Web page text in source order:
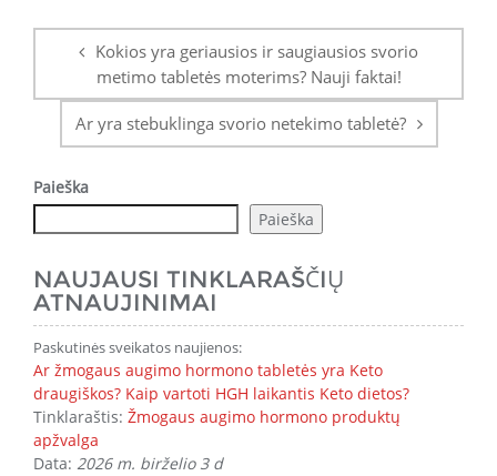
navigacija
Kokios yra geriausios ir saugiausios svorio
metimo tabletės moterims? Nauji faktai!
Ar yra stebuklinga svorio netekimo tabletė?
Paieška
Paieška
NAUJAUSI TINKLARAŠČIŲ
ATNAUJINIMAI
Paskutinės sveikatos naujienos:
Ar žmogaus augimo hormono tabletės yra Keto
draugiškos? Kaip vartoti HGH laikantis Keto dietos?
Tinklaraštis: Žmogaus augimo hormono produktų
apžvalga
Data: 2026 m. birželio 3 d